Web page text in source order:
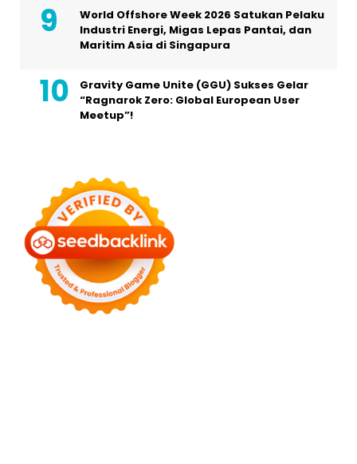
World Offshore Week 2026 Satukan Pelaku
Industri Energi, Migas Lepas Pantai, dan
Maritim Asia di Singapura
Gravity Game Unite (GGU) Sukses Gelar
“Ragnarok Zero: Global European User
Meetup”!